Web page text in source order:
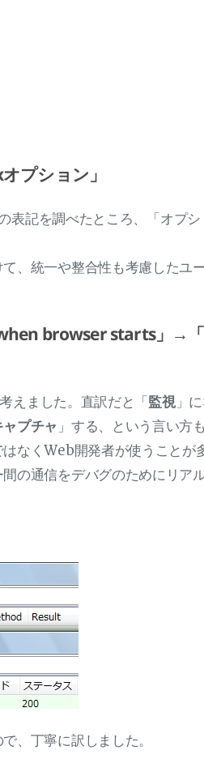
プション」
記を調べたところ、「オプ
、統一や整合性も考慮したユ
browser starts」→
えました。直訳だと「 監視」
ャプチャ 」する、という言い方
なくWeb開発者が使うことが
の通信をデバグのためにリア
、丁寧に訳しました。